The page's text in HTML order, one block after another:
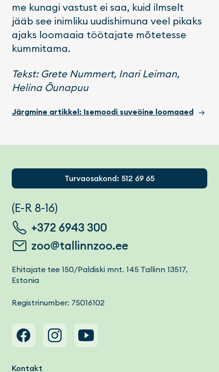
me kunagi vastust ei saa, kuid ilmselt
jääb see inimliku uudishimuna veel pikaks
ajaks loomaaia töötajate mõtetesse
kummitama.
Tekst: Grete Nummert, Inari Leiman,
Helina Õunapuu
Järgmine artikkel: Isemoodi suveöine loomaaed →
Turvaosakond: 512 69 65
(E-R 8-16)
+372 6943 300
zoo@tallinnzoo.ee
Ehitajate tee 150/Paldiski mnt. 145 Tallinn 13517,
Estonia
Registrinumber: 75016102
Kontakt